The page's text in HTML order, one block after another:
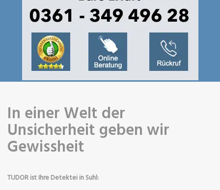
In einer Welt der
Unsicherheit geben wir
Gewissheit
TUDOR ist Ihre Detektei in Suhl: